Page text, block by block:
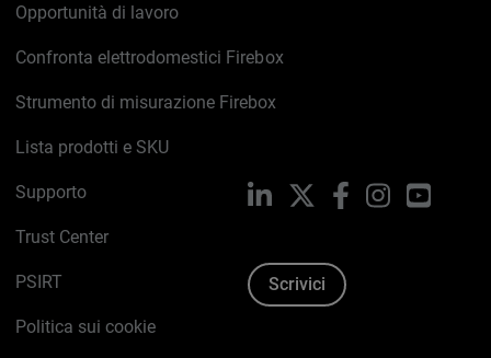
Opportunità di lavoro
Confronta elettrodomestici Firebox
Strumento di misurazione Firebox
Lista prodotti e SKU
Supporto
Trust Center
PSIRT
Politica sui cookie
LinkedIn FacebookInstagram
Scrivici